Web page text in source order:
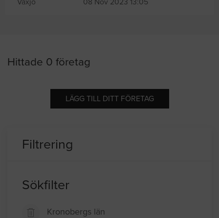
Växjö 08 Nov 2023 13:05
Hittade 0 företag
LÄGG TILL DITT FÖRETAG
Filtrering
Sökfilter
Kronobergs län